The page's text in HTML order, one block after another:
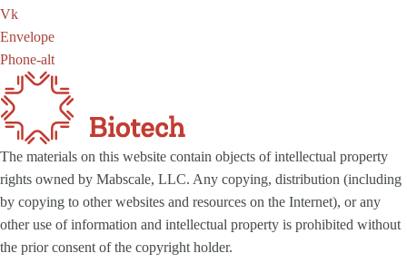
Vk
Envelope
Phone-alt
The materials on this website contain objects of intellectual property
rights owned by Mabscale, LLC. Any copying, distribution (including
by copying to other websites and resources on the Internet), or any
other use of information and intellectual property is prohibited without
the prior consent of the copyright holder.